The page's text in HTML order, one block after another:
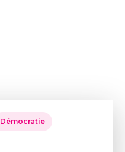
Démocratie